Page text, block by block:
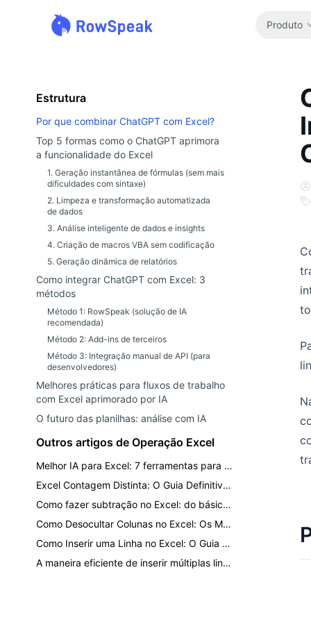
Produto
Estrutura
Por que combinar ChatGPT com Excel?
Top 5 formas como o ChatGPT aprimora
a funcionalidade do Excel
1. Geração instantânea de fórmulas (sem mais
dificuldades com sintaxe)
2. Limpeza e transformação automatizada
de dados
3. Análise inteligente de dados e insights
4. Criação de macros VBA sem codificação
5. Geração dinâmica de relatórios
Como integrar ChatGPT com Excel: 3
métodos
Método 1: RowSpeak (solução de IA
recomendada)
Método 2: Add-ins de terceiros
Método 3: Integração manual de API (para
desenvolvedores)
Melhores práticas para fluxos de trabalho
com Excel aprimorado por IA
O futuro das planilhas: análise com IA
Outros artigos de Operação Excel
Melhor IA para Excel: 7 ferramentas para análise, fórmulas, dashboards e relatórios
Excel Contagem Distinta: O Guia Definitivo para Contar Valores Únicos
Como fazer subtração no Excel: do básico ao IA de um clique
Como Desocultar Colunas no Excel: Os Métodos Mais Rápidos para Cada Situação
Como Inserir uma Linha no Excel: O Guia Definitivo para Formatação Mais Rápida
A maneira eficiente de inserir múltiplas linhas e colunas sem quebrar seus dados